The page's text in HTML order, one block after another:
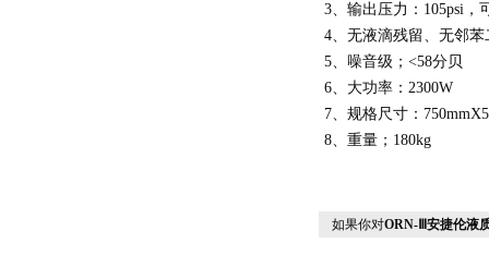
3、输出压力：105psi，
4、无液滴残留、无邻
5、噪音级；<58分贝
6、大功率：2300W
7、规格尺寸：
8、重量；180kg
如果你对ORN-Ⅲ安捷伦液